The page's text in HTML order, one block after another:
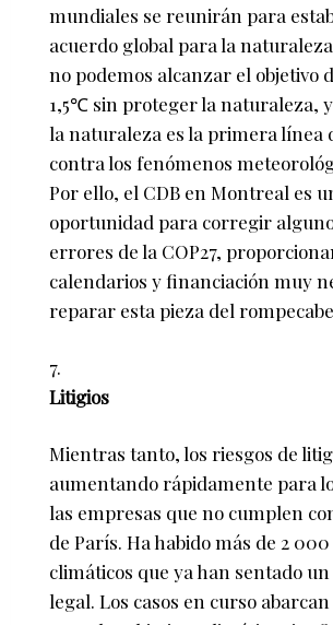
mundiales se reunirán para
acuerdo global para la
no podemos alcanzar el objetivo
1,5℃ sin proteger la naturaleza,
la naturaleza es la primera línea
contra los fenómenos
Por ello, el CDB en Montreal es
oportunidad para corregir
errores de la COP27,
calendarios y financiación muy
reparar esta pieza del
Litigios
Mientras tanto, los riesgos de
aumentando rápidamente para
las empresas que no cumplen
de París. Ha habido más de 2 000
climáticos que ya han sentado
legal. Los casos en curso